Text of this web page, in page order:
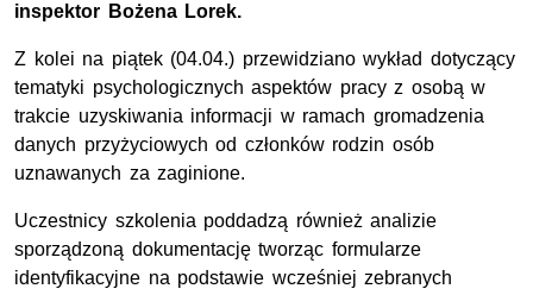
inspektor Bożena Lorek.
Z kolei na piątek (04.04.) przewidziano wykład dotyczący
tematyki psychologicznych aspektów pracy z osobą w
trakcie uzyskiwania informacji w ramach gromadzenia
danych przyżyciowych od członków rodzin osób
uznawanych za zaginione.
Uczestnicy szkolenia poddadzą również analizie
sporządzoną dokumentację tworząc formularze
identyfikacyjne na podstawie wcześniej zebranych